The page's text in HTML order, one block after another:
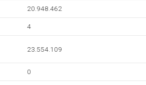
20.948.462
4
23.554.109
0